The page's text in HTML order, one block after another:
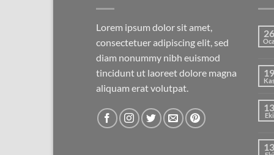
Lorem ipsum dolor sit amet,
consectetuer adipiscing elit, sed
diam nonummy nibh euismod
tincidunt ut laoreet dolore magna
aliquam erat volutpat.
26
Oca
19
13
Eki
13